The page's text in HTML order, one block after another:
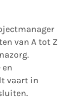
van A tot Z
vaart in